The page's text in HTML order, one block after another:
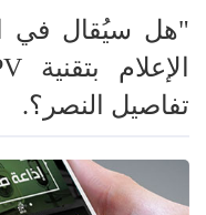
"هل سيُقال في
تفاصيل النصر؟.